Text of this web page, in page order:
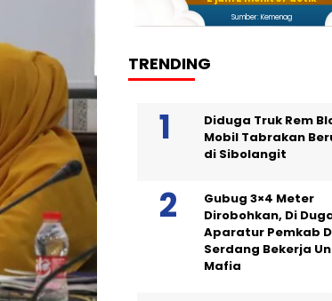
Sumber: Kemenag
TRENDING
Diduga Truk Rem
Mobil Tabrakan
di Sibolangit
Gubug 3×4 Meter
Dirobohkan, Di
Aparatur Pemkab
Serdang Bekerja
Mafia